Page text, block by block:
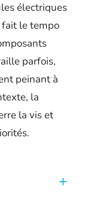
électriques
le tempo
parfois,
peinant à
la
la vis et